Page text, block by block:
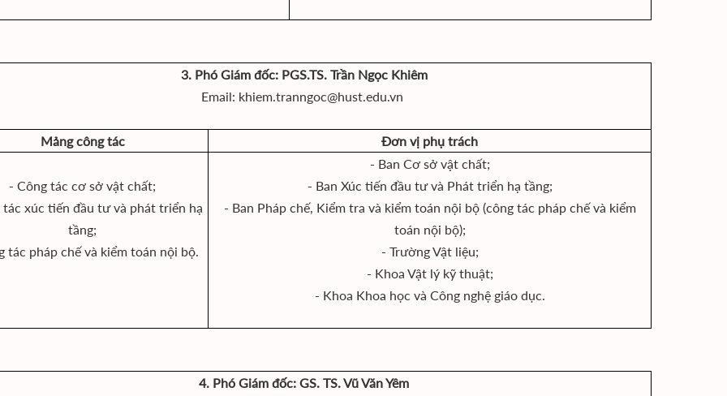
3. Phó Giám đốc: PGS.TS. Trần Ngọc Khiêm
Email: khiem.tranngoc@hust.edu.vn
Mảng công tác Đơn vị phụ trách
- Công tác cơ sở vật chất;
tác xúc tiến đầu tư và phát triển hạ
tầng;
tác pháp chế và kiểm toán nội bộ.
- Ban Cơ sở vật chất;
- Ban Xúc tiến đầu tư và Phát triển hạ tầng;
- Ban Pháp chế, Kiểm tra và kiểm toán nội bộ (công tác pháp chế và kiểm
toán nội bộ);
- Trường Vật liệu;
- Khoa Vật lý kỹ thuật;
- Khoa Khoa học và Công nghệ giáo dục.
4. Phó Giám đốc: GS. TS. Vũ Văn Yêm